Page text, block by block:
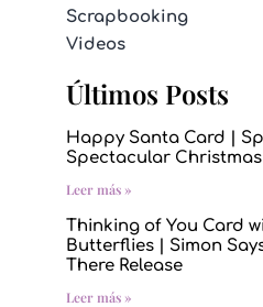
Scrapbooking
Videos
Últimos Posts
Happy Santa Card |
Spectacular Christmas
Leer más »
Thinking of You Card
Butterflies | Simon
There Release
Leer más »